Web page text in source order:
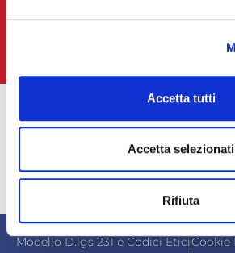
Accetta tutti
Accetta selezionati
Rifiuta
Seguici
Modello D.lgs 231 e Codici EticiCookie